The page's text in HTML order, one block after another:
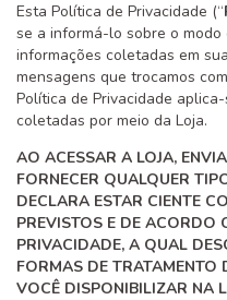
Esta Política de Privacidade (“
se a informá-lo sobre o
informações coletadas em
mensagens que trocamos
Política de Privacidade
coletadas por meio da Loja.
AO ACESSAR A LOJA,
FORNECER QUALQUER
DECLARA ESTAR CIENTE
PREVISTOS E DE ACORDO
PRIVACIDADE, A QUAL
FORMAS DE TRATAMENTO
VOCÊ DISPONIBILIZAR NA